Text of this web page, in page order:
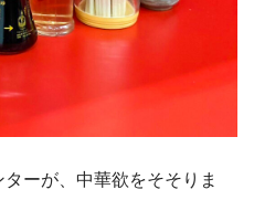
ーが、中華欲をそそりま